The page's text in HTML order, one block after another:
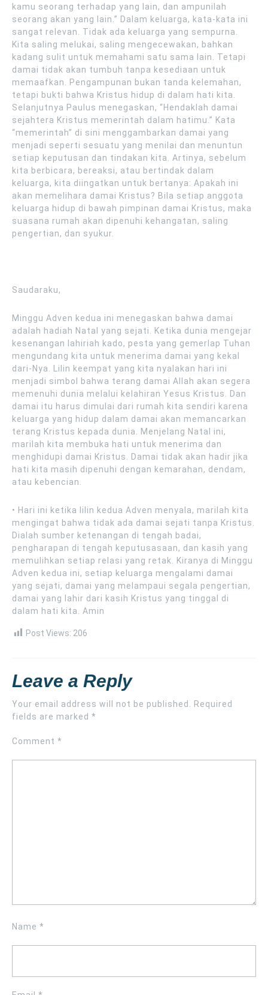
kamu seorang terhadap yang lain, dan ampunilah
seorang akan yang lain.” Dalam keluarga, kata-kata ini
sangat relevan. Tidak ada keluarga yang sempurna.
Kita saling melukai, saling mengecewakan, bahkan
kadang sulit untuk memahami satu sama lain. Tetapi
damai tidak akan tumbuh tanpa kesediaan untuk
memaafkan. Pengampunan bukan tanda kelemahan,
tetapi bukti bahwa Kristus hidup di dalam hati kita.
Selanjutnya Paulus menegaskan, “Hendaklah damai
sejahtera Kristus memerintah dalam hatimu.” Kata
“memerintah” di sini menggambarkan damai yang
menjadi seperti sesuatu yang menilai dan menuntun
setiap keputusan dan tindakan kita. Artinya, sebelum
kita berbicara, bereaksi, atau bertindak dalam
keluarga, kita diingatkan untuk bertanya: Apakah ini
akan memelihara damai Kristus? Bila setiap anggota
keluarga hidup di bawah pimpinan damai Kristus, maka
suasana rumah akan dipenuhi kehangatan, saling
pengertian, dan syukur.
Saudaraku,
Minggu Adven kedua ini menegaskan bahwa damai
adalah hadiah Natal yang sejati. Ketika dunia mengejar
kesenangan lahiriah kado, pesta yang gemerlap Tuhan
mengundang kita untuk menerima damai yang kekal
dari-Nya. Lilin keempat yang kita nyalakan hari ini
menjadi simbol bahwa terang damai Allah akan segera
memenuhi dunia melalui kelahiran Yesus Kristus. Dan
damai itu harus dimulai dari rumah kita sendiri karena
keluarga yang hidup dalam damai akan memancarkan
terang Kristus kepada dunia. Menjelang Natal ini,
marilah kita membuka hati untuk menerima dan
menghidupi damai Kristus. Damai tidak akan hadir jika
hati kita masih dipenuhi dengan kemarahan, dendam,
atau kebencian.
• Hari ini ketika lilin kedua Adven menyala, marilah kita
mengingat bahwa tidak ada damai sejati tanpa Kristus.
Dialah sumber ketenangan di tengah badai,
pengharapan di tengah keputusasaan, dan kasih yang
memulihkan setiap relasi yang retak. Kiranya di Minggu
Adven kedua ini, setiap keluarga mengalami damai
yang sejati, damai yang melampaui segala pengertian,
damai yang lahir dari kasih Kristus yang tinggal di
dalam hati kita. Amin
Post Views: 206
Leave a Reply
Your email address will not be published. Required
fields are marked *
Comment *
Name *